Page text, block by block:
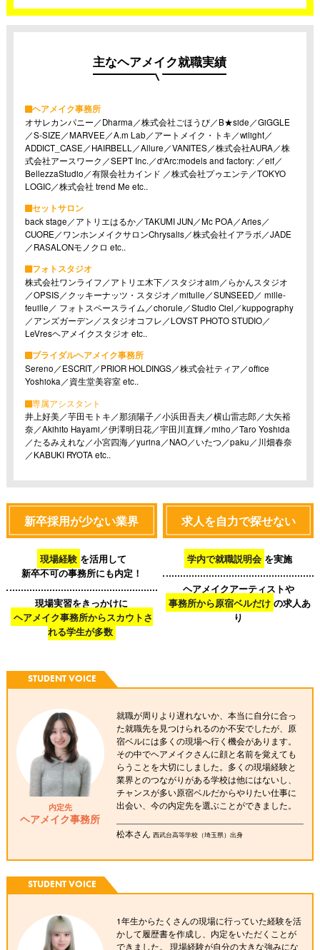
主なヘアメイク就職実績
ヘアメイク事務所
オサレカンパニー／Dharma／株式会社ごほうび／B★side／GiGGLE
／S-SIZE／MARVEE／A.m Lab／アートメイク・トキ／wilight／
ADDICT_CASE／HAIRBELL／Allure／VANITES／株式会社AURA／株
式会社アースワーク／SEPT Inc.／d'Arc:models and factory: ／eif／
BellezzaStudio／有限会社カインド ／株式会社プゥエンテ／TOKYO
LOGIC／株式会社 trend Me etc..
セットサロン
back stage／アトリエはるか／TAKUMI JUN／Mc POA／Aries／
CUORE／ワンホンメイクサロンChrysalis／株式会社イアラボ／JADE
／RASALONモノクロ etc..
フォトスタジオ
株式会社ワンライフ／アトリエ木下／スタジオaim／らかんスタジオ
／OPSIS／クッキーナッツ・スタジオ／mitulle／SUNSEED／ mille-
feuille／ フォトスペースライム／chorule／Studio Ciel／kuppography
／アンズガーデン／スタジオコフレ／LOVST PHOTO STUDIO／
LeVresヘアメイクスタジオ etc..
ブライダルヘアメイク事務所
Sereno／ESCRIT／PRIOR HOLDINGS／株式会社ティア／oﬃce
Yoshioka／資生堂美容室 etc..
専属アシスタント
井上好美／芋田モトキ／那須陽子／小浜田吾夫／横山雷志郎／大矢裕
奈／Akihito Hayami／伊澤明日花／宇田川直輝／miho／Taro Yoshida
／たるみえれな／小宮四海／yurina／NAO／いたつ／paku／川畑春奈
／KABUKI RYOTA etc..
新卒採用が少ない業界
現場経験 を活用して
新卒不可の事務所にも内定！
現場実習をきっかけに
ヘアメイク事務所からスカウトさ
れる学生が多数
求人を自力で探せない
学内で就職説明会 を実施
ヘアメイクアーティストや
事務所から原宿ベルだけ の求人あ
り
STUDENT VOICE
内定先
ヘアメイク事務所
就職が周りより遅れないか、本当に自分に合っ
た就職先を見つけられるのか不安でしたが、原
宿ベルには多くの現場へ行く機会があります。
その中でヘアメイクさんに顔と名前を覚えても
らうことを大切にしました。多くの現場経験と
業界とのつながりがある学校は他にはないし、
チャンスが多い原宿ベルだからやりたい仕事に
出会い、今の内定先を選ぶことができました。
松本さん 西武台高等学校（埼玉県）出身
STUDENT VOICE
1年生からたくさんの現場に行っていた経験を活
かして履歴書を作成し、内定をいただくことが
できました。 現場経験が自分の大きな強みにな